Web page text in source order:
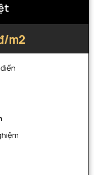
m2